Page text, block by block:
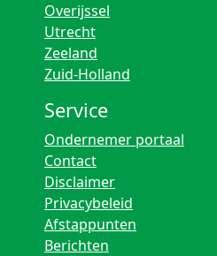
Overijssel
Utrecht
Zeeland
Zuid-Holland
Service
Ondernemer portaal
Contact
Disclaimer
Privacybeleid
Afstappunten
Berichten